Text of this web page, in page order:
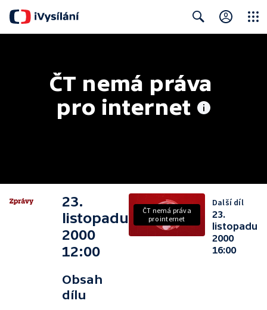
ČT nemá práva
pro internet
23.
listopadu
2000
12:00
Obsah
dílu
ČT nemá práva
pro internet
Další díl
23.
listopadu
2000
16:00